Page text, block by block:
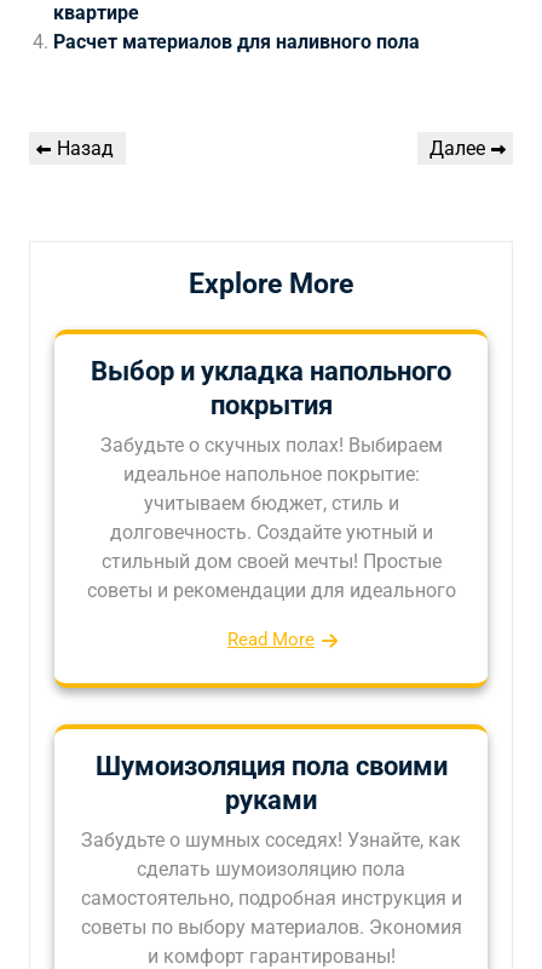
квартире
Расчет материалов для наливного пола
Навигация
Предыдущая
Назад
Следующая
Далее
Explore More
Выбор и укладка напольного
покрытия
Забудьте о скучных полах! Выбираем
идеальное напольное покрытие:
учитываем бюджет, стиль и
долговечность. Создайте уютный и
стильный дом своей мечты! Простые
советы и рекомендации для идеального
Read More
Шумоизоляция пола своими
руками
Забудьте о шумных соседях! Узнайте, как
сделать шумоизоляцию пола
самостоятельно, подробная инструкция и
советы по выбору материалов. Экономия
и комфорт гарантированы!